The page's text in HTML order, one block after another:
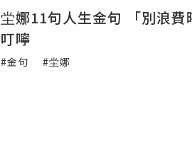
坣娜11句人生金句 「別浪費時間執著壞事」每句都像對世界的溫柔
叮嚀
#金句 #坣娜